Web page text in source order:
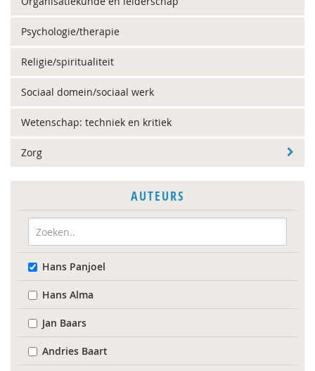
Psychologie/therapie
Religie/spiritualiteit
Sociaal domein/sociaal werk
Wetenschap: techniek en kritiek
Zorg
AUTEURS
Hans Panjoel
Hans Alma
Jan Baars
Andries Baart